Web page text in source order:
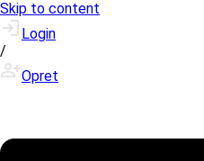
Skip to content
Login
/
Opret